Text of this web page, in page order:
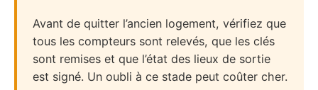
Avant de quitter l’ancien logement, vérifiez que
tous les compteurs sont relevés, que les clés
sont remises et que l’état des lieux de sortie
est signé. Un oubli à ce stade peut coûter cher.